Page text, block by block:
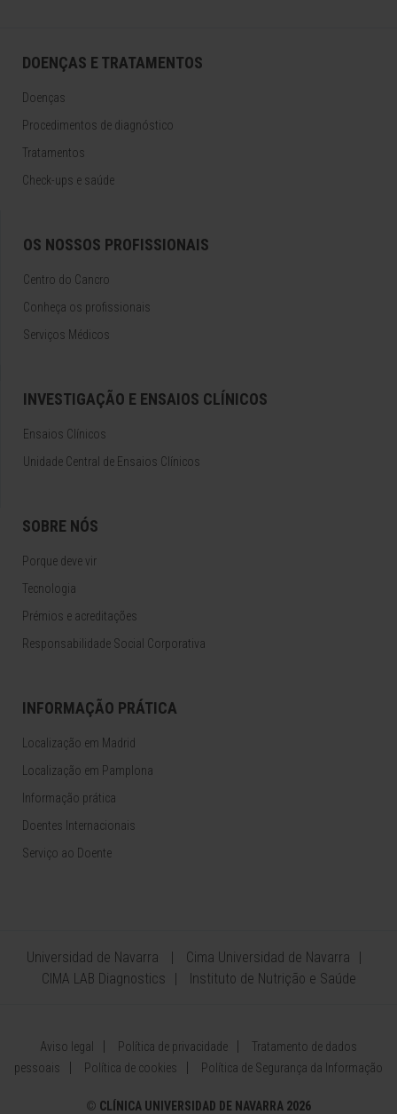
DOENÇAS E TRATAMENTOS
Doenças
Procedimentos de diagnóstico
Tratamentos
Check-ups e saúde
OS NOSSOS PROFISSIONAIS
Centro do Cancro
Conheça os profissionais
Serviços Médicos
INVESTIGAÇÃO E ENSAIOS CLÍNICOS
Ensaios Clínicos
Unidade Central de Ensaios Clínicos
SOBRE NÓS
Porque deve vir
Tecnologia
Prémios e acreditações
Responsabilidade Social Corporativa
INFORMAÇÃO PRÁTICA
Localização em Madrid
Localização em Pamplona
Informação prática
Doentes Internacionais
Serviço ao Doente
Universidad de Navarra
Cima Universidad de Navarra
CIMA LAB Diagnostics
Instituto de Nutrição e Saúde
Aviso legal Política de privacidade
Tratamento de dados
pessoais
Política de cookies Política de Segurança da Informação
© CLÍNICA UNIVERSIDAD DE NAVARRA 2026